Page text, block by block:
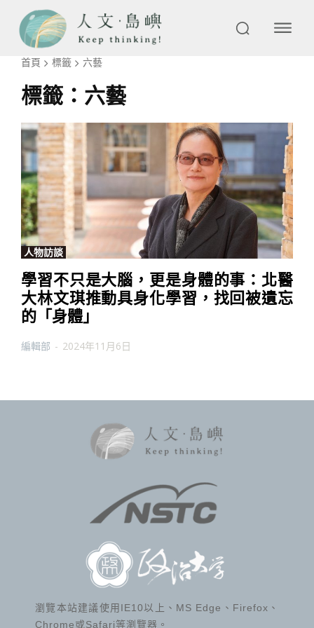
首頁 標籤 六藝
標籤： 六藝
人物訪談
學習不只是大腦，更是身體的事：北醫
大林文琪推動具身化學習，找回被遺忘
的「身體」
編輯部 - 2024年11月6日
瀏覽本站建議使用IE10以上、MS Edge、Firefox、
Chrome或Safari等瀏覽器。